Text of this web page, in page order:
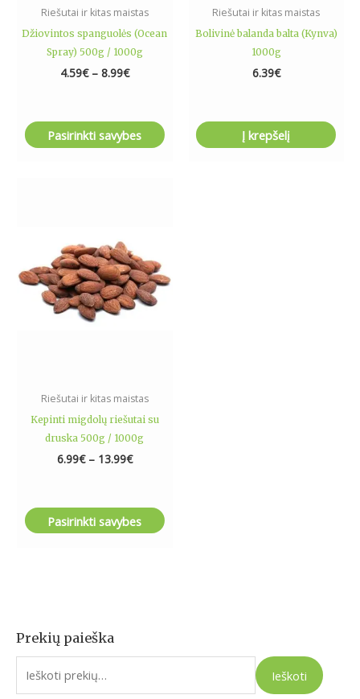
Prekių paieška
I
e
Ieškoti
Riešutai ir kitas maistas
Džiovintos spanguolės (Ocean
Spray) 500g / 1000g
4.59€ – 8.99€
Pasirinkti savybes
page
Riešutai ir kitas maistas
Bolivinė balanda balta (Kynva)
1000g
6.39€
Į krepšelį
Riešutai ir kitas maistas
Kepinti migdolų riešutai su
druska 500g / 1000g
6.99€ – 13.99€
Pasirinkti savybes
multiple
variants.
The
options
may
page